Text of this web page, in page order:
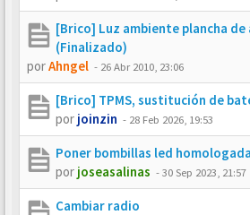
[Brico] Luz ambiente plancha de
(Finalizado)
porAhngel - 26 Abr 2010, 23:06
[Brico] TPMS, sustitución de
por joinzin - 28 Feb 2026, 19:53
Poner bombillas led
por joseasalinas -30 Sep 2023, 21:57
Cambiar radio